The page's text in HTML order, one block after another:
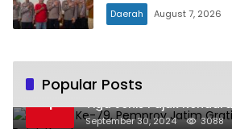
Daerah August 7, 2026
Popular Posts
1
Hari Jadi Ke-79,
Tiga Jenis Pajak
September 30, 2024 3088